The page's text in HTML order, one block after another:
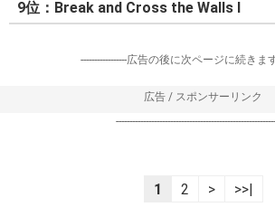
9位：Break and Cross the Walls Ⅰ
-----------------広告の後に次ページに続きます
広告 / スポンサーリンク
1 2 > >>|